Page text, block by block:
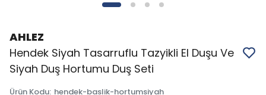
AHLEZ
Hendek Siyah Tasarruflu Tazyikli El Duşu Ve
Siyah Duş Hortumu Duş Seti
Ürün Kodu: hendek-baslik-hortumsiyah